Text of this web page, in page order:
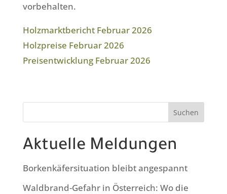
vorbehalten.
Holzmarktbericht Februar 2026
Holzpreise Februar 2026
Preisentwicklung Februar 2026
Suchen
Aktuelle Meldungen
Borkenkäfersituation bleibt angespannt
Waldbrand-Gefahr in Österreich: Wo die